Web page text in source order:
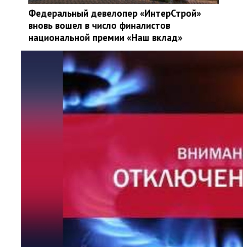
Федеральный девелопер «ИнтерСтрой»
вновь вошел в число финалистов
национальной премии «Наш вклад»